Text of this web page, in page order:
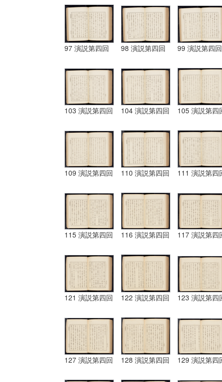
97 演説第四回 98 演説第四回 99 演説第四回
103 演説第四回 104 演説第四回 105 演説第四
109 演説第四回 110 演説第四回 111 演説第四
115 演説第四回 116 演説第四回 117 演説第四
121 演説第四回 122 演説第四回 123 演説第四
127 演説第四回 128 演説第四回 129 演説第四